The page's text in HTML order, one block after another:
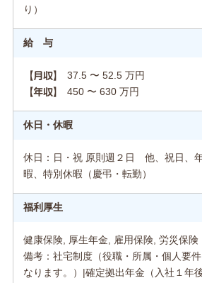
り）
給 与
【月収】 37.5 〜 52.5 万円
【年収】 450 〜 630 万円
休日・休暇
休日：日・祝 原則週２日 他、祝日、
暇、特別休暇（慶弔・転勤）
福利厚生
健康保険, 厚生年金, 雇用保険, 労災保険
備考：社宅制度（役職・所属・個人要
なります。）|確定拠出年金（入社１年